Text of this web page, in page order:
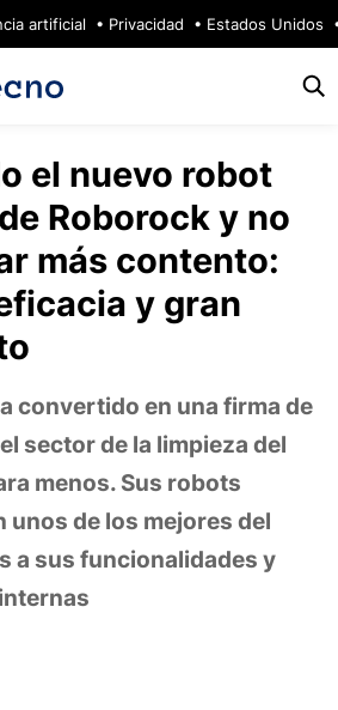
artificial Privacidad Estados Unidos
el nuevo robot
Roborock y no
más contento:
y gran
convertido en una firma de
sector de la limpieza del
menos. Sus robots
unos de los mejores del
a sus funcionalidades y